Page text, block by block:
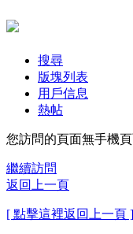
搜尋
版塊列表
用戶信息
熱帖
您訪問的頁面無手機
繼續訪問
返回上一頁
[ 點擊這裡返回上一頁 ]